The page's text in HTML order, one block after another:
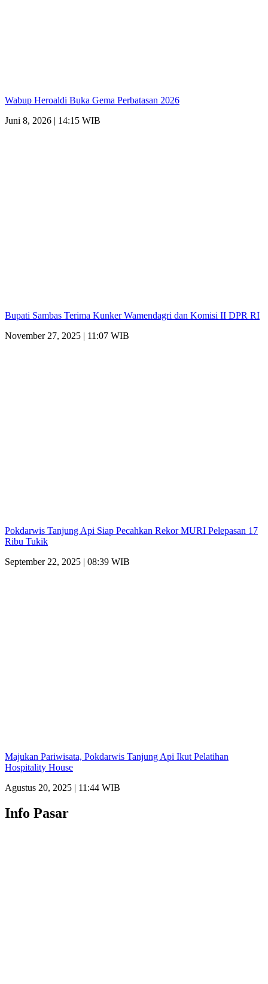
Wabup Heroaldi Buka Gema Perbatasan 2026
Juni 8, 2026 | 14:15 WIB
Bupati Sambas Terima Kunker Wamendagri dan Komisi II DPR RI
November 27, 2025 | 11:07 WIB
Pokdarwis Tanjung Api Siap Pecahkan Rekor MURI Pelepasan 17
Ribu Tukik
September 22, 2025 | 08:39 WIB
Majukan Pariwisata, Pokdarwis Tanjung Api Ikut Pelatihan
Hospitality House
Agustus 20, 2025 | 11:44 WIB
Info Pasar